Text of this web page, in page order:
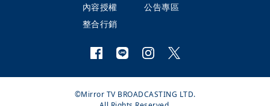
內容授權
公告專區
整合行銷
©Mirror TV BROADCASTING LTD.